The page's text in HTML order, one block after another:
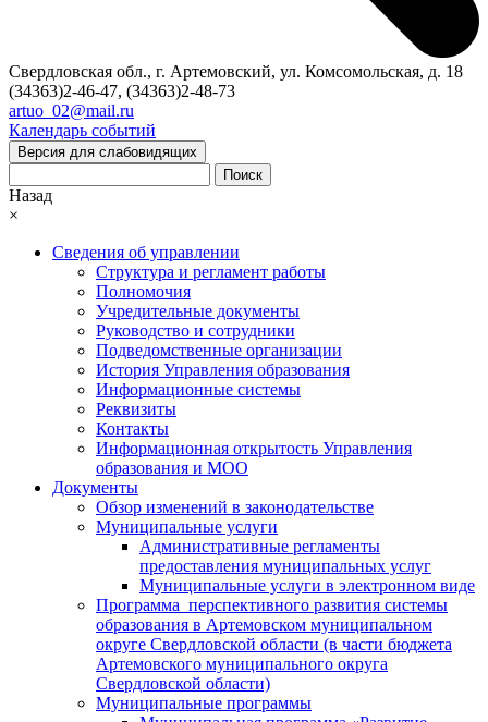
Свердловская обл., г. Артемовский, ул. Комсомольская, д. 18
(34363)2-46-47, (34363)2-48-73
artuo_02@mail.ru
Календарь событий
Версия для слабовидящих
Поиск
Назад
×
Сведения об управлении
Структура и регламент работы
Полномочия
Учредительные документы
Руководство и сотрудники
Подведомственные организации
История Управления образования
Информационные системы
Реквизиты
Контакты
Информационная открытость Управления
образования и МОО
Документы
Обзор изменений в законодательстве
Муниципальные услуги
Административные регламенты
предоставления муниципальных услуг
Муниципальные услуги в электронном виде
Программа перспективного развития системы
образования в Артемовском муниципальном
округе Свердловской области (в части бюджета
Артемовского муниципального округа
Свердловской области)
Муниципальные программы